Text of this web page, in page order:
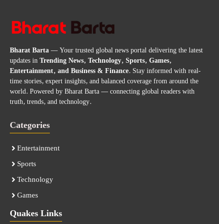
Bharat Barta— Your trusted global news portal delivering the latest
updates inTrending News, Technology, Sports, Games,
Entertainment, and Business & Finance. Stay informed with real-
time stories, expert insights, and balanced coverage from around the
world. Powered by Bharat Barta — connecting global readers with
truth, trends, and technology.
Categories
Entertainment
Sports
Technology
Games
Quakes Links